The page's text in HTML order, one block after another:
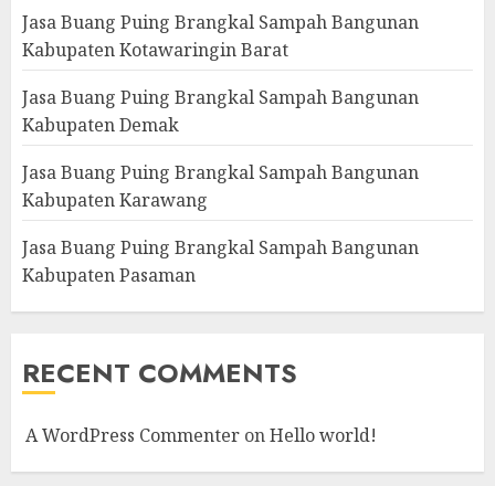
Jasa Buang Puing Brangkal Sampah Bangunan
Kabupaten Kotawaringin Barat
Jasa Buang Puing Brangkal Sampah Bangunan
Kabupaten Demak
Jasa Buang Puing Brangkal Sampah Bangunan
Kabupaten Karawang
Jasa Buang Puing Brangkal Sampah Bangunan
Kabupaten Pasaman
RECENT COMMENTS
A WordPress Commenter onHello world!